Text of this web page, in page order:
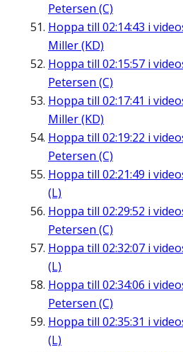
Petersen (C)
Hoppa till 02:14:43 i
Miller (KD)
Hoppa till 02:15:57 i
Petersen (C)
Hoppa till 02:17:41 i
Miller (KD)
Hoppa till 02:19:22 i
Petersen (C)
Hoppa till 02:21:49 i
(L)
Hoppa till 02:29:52 i
Petersen (C)
Hoppa till 02:32:07 i
(L)
Hoppa till 02:34:06 i
Petersen (C)
Hoppa till 02:35:31 i
(L)